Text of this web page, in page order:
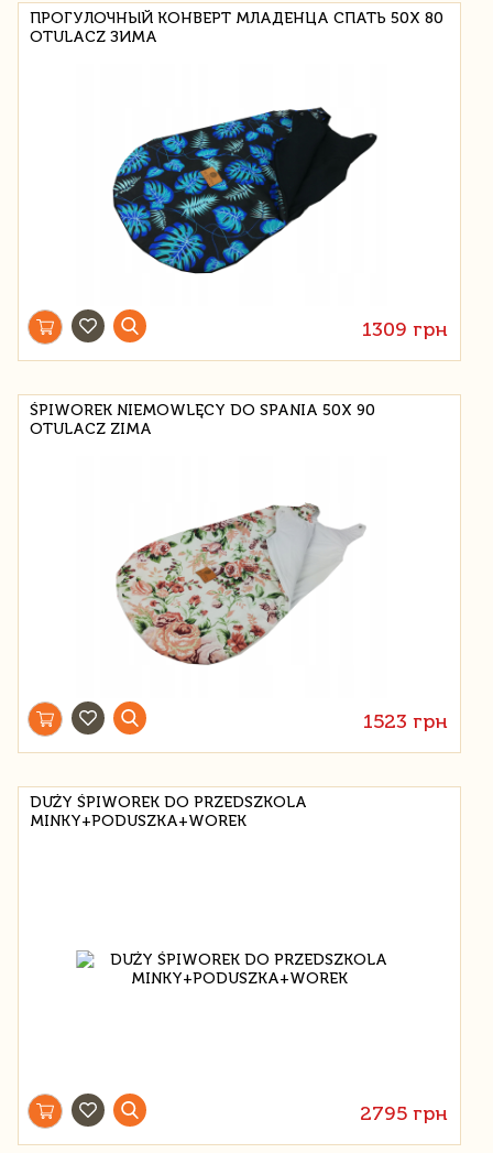
ПРОГУЛОЧНЫЙ КОНВЕРТ МЛАДЕНЦА СПАТЬ 50X 80
OTULACZ ЗИМА
1309 грн
ŚPIWOREK NIEMOWLĘCY DO SPANIA 50X 90
OTULACZ ZIMA
1523 грн
DUŻY ŚPIWOREK DO PRZEDSZKOLA
MINKY+PODUSZKA+WOREK
2795 грн